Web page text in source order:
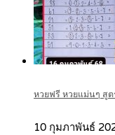
หวยฟรี หวยแม่นๆ สู
10 กุมภาพันธ์